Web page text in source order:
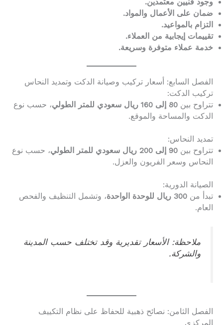
وجود فنيين معتمدين.
ضمان على الأعمال والمواد.
التزام بالمواعيد.
تقييمات إيجابية من العملاء.
خدمة عملاء متوفرة وسريعة.
الفصل السابع: أسعار تركيب وصيانة الدكت وتمديد النحاس
تركيب الدكت:
تتراوح بين 80 إلى 160 ريال سعودي للمتر الطولي
، حسب نوع
الدكت والمساحة والموقع.
تمديد النحاس:
تتراوح بين 90 إلى 200 ريال سعودي للمتر الطولي
، حسب نوع
النحاس وسعر الفريون والعزل.
الصيانة الدورية:
تبدأ من 300 ريال للوحدة الواحدة
، وتشمل التنظيف والفحص
العام.
ملاحظة: الأسعار تقديرية وقد تختلف حسب المدينة
والشركة.
الفصل الثامن: نصائح ذهبية للحفاظ على نظام التكييف